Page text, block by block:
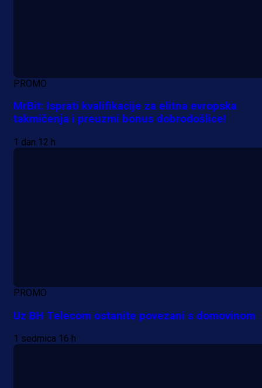
PROMO
MrBit: Isprati kvalifikacije za elitna evropska
takmičenja i preuzmi bonus dobrodošlice!
1 dan 12 h
PROMO
Uz BH Telecom ostanite povezani s domovinom
1 sedmica 16 h